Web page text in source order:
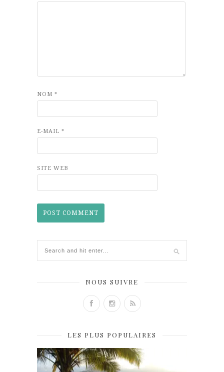
NOM *
E-MAIL *
SITE WEB
NOUS SUIVRE
LES PLUS POPULAIRES